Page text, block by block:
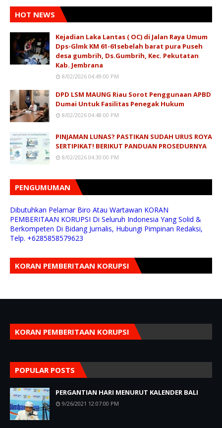
HOT NEWS
Kejadian Laka Lantas ( OC) di Jalan Raya Umum
Dps-Glmk KM 61-61sebelah barat pura Puseh
desa gumbrih, Ds.Gumbrih, Kec. Pekutatan
Kab. Jembrana
8/02/2026 04:49:00 PM
DPD LSM MAUNG Riau Sorot Penggunaan APBD
Dumai Untuk Fasilitas Penegak Hukum
8/02/2026 04:48:00 PM
PINJAMAN LUNAS? PASTIKAN SUDAH URUS ROYA
SERTIPIKAT! BERIKUT PANDUAN PROSEDURNYA
8/02/2026 04:30:00 PM
PENGUMUMAN
Dibutuhkan Pelamar Biro Atau Wartawan KORAN
PEMBERITAAN KORUPSI Di Seluruh Indonesia Yang Solid &
Berkompeten Di Bidang Jurnalis, Hubungi Pimpinan Redaksi,
Telp. +6285858579623
KORAN PEMBERITAAN KORUPSI
KORAN PEMBERITAAN KORUPSI
POPULAR POSTS
PERGANTIAN HARI MENURUT KALENDER BALI
9/26/2021 12:07:00 PM